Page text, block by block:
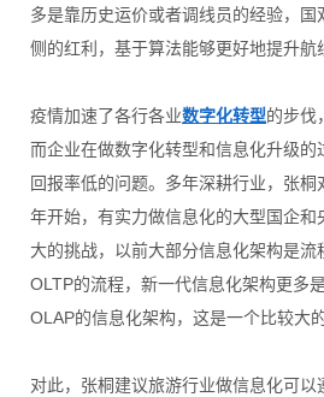
多是靠历史运价或者调线员的经验，国
侧的红利，基于算法能够更好地提升航
疫情加速了各行各业数字化转型的步伐
而企业在做数字化转型和信息化升级的
回报率低的问题。多年深耕行业，张
年开始，有实力做信息化的大型国企
大的挑战，以前大部分信息化架构是
OLTP的流程，新一代信息化架构更多
OLAP的信息化架构，这是一个比较大的
对此，张桐建议旅游行业做信息化可以